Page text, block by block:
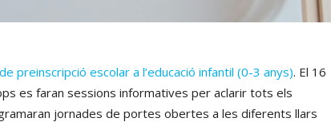
preinscripció escolar a l’educació infantil (0-3 anys). El 16
es faran sessions informatives per aclarir tots els
jornades de portes obertes a les diferents llars